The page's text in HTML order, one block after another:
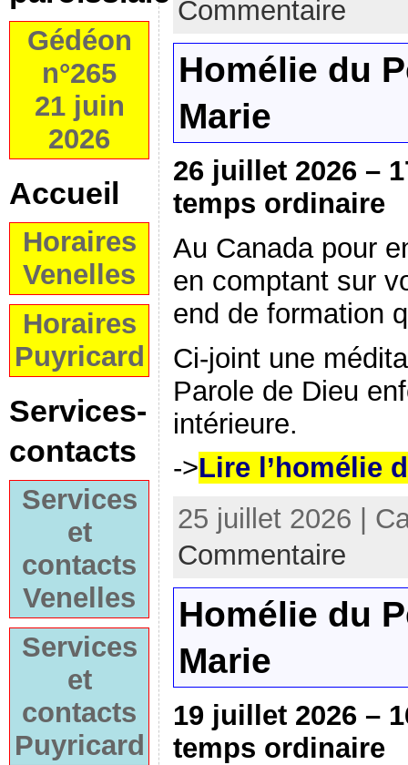
Gédéon
n°265
21 juin
2026
Accueil
Horaires
Venelles
Horaires
Puyricard
Services-
contacts
Services
et
contacts
Venelles
Services
et
contacts
Puyricard
Commentaire
Homélie du
Marie
26 juillet 2026 –
temps ordinaire
Au Canada pour
en comptant sur
end de formation
Ci-joint une
Parole de Dieu
intérieure.
->Lire l’homélie
25 juillet 2026 |
Commentaire
Homélie du
Marie
19 juillet 2026 –
temps ordinaire